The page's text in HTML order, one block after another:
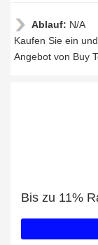
Ablauf: N/A
Kaufen Sie ein
Angebot von Buy